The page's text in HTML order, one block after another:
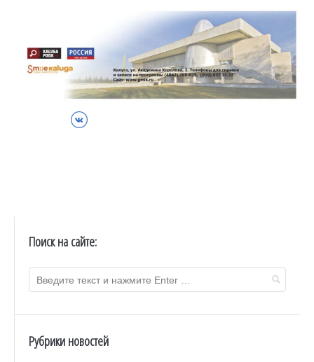
ВКонтакте
Поиск на сайте:
Рубрики новостей